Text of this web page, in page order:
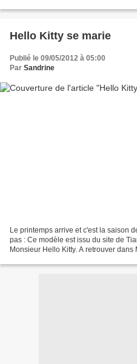
Hello Kitty se marie
Publié le 09/05/2012 à 05:00
Par Sandrine
Le printemps arrive et c'est la saison
pas : Ce modèle est issu du site de
Monsieur Hello Kitty. A retrouver